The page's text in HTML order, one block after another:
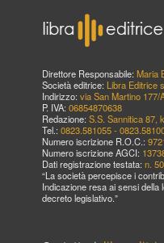
Direttore Responsabile: Maria
Società editrice: Libra Editrice
Indirizzo: via San Martino 177/
P. IVA: 06854870638
Redazione: S.S. Sannitica 87,
Tel.: 0823.581055 -
Numero iscrizione R.O.C.:
Numero iscrizione AGCI:
Dati registrazione testata: n.
“La società percepisce i
Indicazione resa ai sensi della
decreto legislativo.”